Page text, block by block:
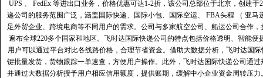
UPS 、 FedEx 等进出口业务，价格优惠可达1-2折，该公司总部位于北京，创建
递公司的服务范围广泛，涵盖国际快递、国际小包、国际空运、 FBA头程 （ 亚
足外贸企业、跨境电商等不同用户的需求。公司与多家航空公司、船运公司合作
遍布全球220多个国家和地区。飞时达国际快递公司的特点包括价格透明、智能
用户可以通过平台对比各线路价格，合理节省资金。借助大数据分析，飞时达国
键批量发货，货物跟踪一单速查，方便用户操作。此外，飞时达国际快递公司通
并通过大数据分析授予用户相应信用额度，提供账期，缓解中小企业资金周转压